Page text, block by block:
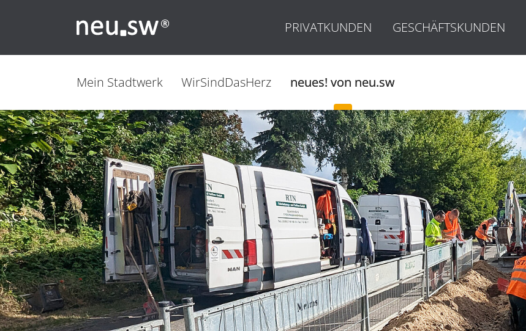
PRIVATKUNDEN GESCHÄFTSKUNDEN
Mein Stadtwerk WirSindDasHerz neues! von neu.sw